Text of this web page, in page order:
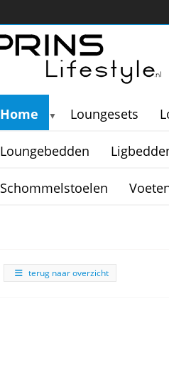
Home ▼ Loungesets
Loungebedden
Schommelstoelen
terug naar overzicht